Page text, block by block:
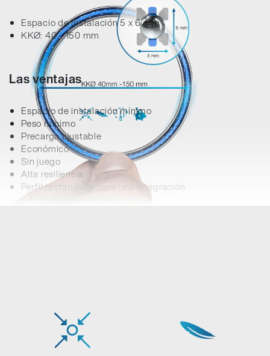
Espacio de instalación 5 x 6 mm
KKØ: 40 - 150 mm
Las ventajas
Espacio de instalación mínimo
Peso mínimo
Precarga ajustable
Económico
Sin juego
Alta resiliencia
Perfil rectangular para una integración